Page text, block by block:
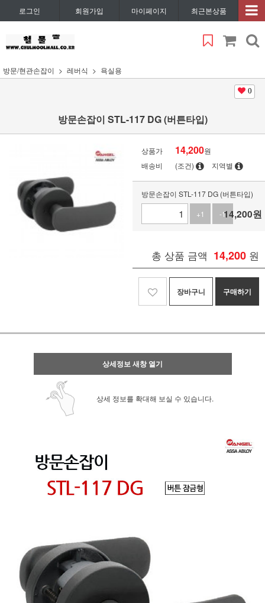
로그인 회원가입 마이페이지 최근본상품
방문/현관손잡이 레버식 욕실용
0
방문손잡이 STL-117 DG (버튼타입)
상품가 14,200원
배송비
(조건) 지역별
방문손잡이 STL-117 DG (버튼타입)
+1
-114,200원
총 상품 금액 14,200 원
장바구니 구매하기
상세정보 새창 열기
상세 정보를 확대해 보실 수 있습니다.